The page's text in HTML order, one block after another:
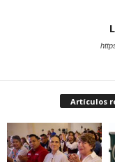
Artículos